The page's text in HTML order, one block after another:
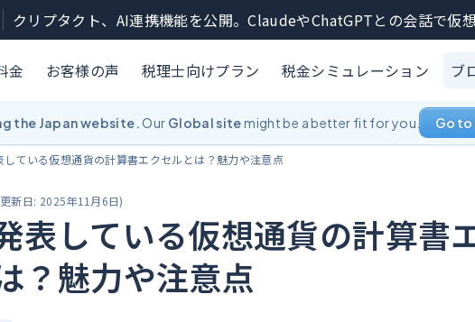
クリプタクト、AI連携機能を公開。ClaudeやChatGPTとの会話で仮
金 お客様の声 税理士向けプラン 税金シミュレーション ブ
the Japan website. Our Global sitemight be a better fit for you. Go to
している仮想通貨の計算書エクセルとは？魅力や注意点
新日: 2025年11月6日)
表している仮想通貨の計算書
？魅力や注意点